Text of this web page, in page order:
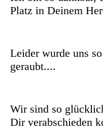
Platz in Deinem
Leider wurde uns
geraubt....
Wir sind so
Dir verabschieden